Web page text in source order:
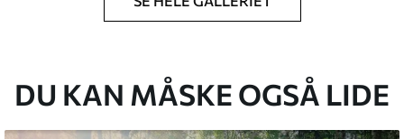
du har angivet, og skæres i identiske
DU KAN MÅSKE OGSÅ LIDE